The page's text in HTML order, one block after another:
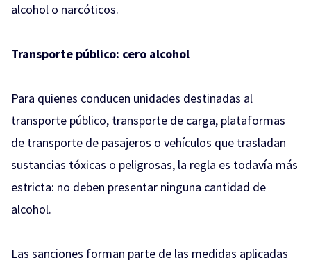
alcohol o narcóticos.
Transporte público: cero alcohol
Para quienes conducen unidades destinadas al
transporte público, transporte de carga, plataformas
de transporte de pasajeros o vehículos que trasladan
sustancias tóxicas o peligrosas, la regla es todavía más
estricta: no deben presentar ninguna cantidad de
alcohol.
Las sanciones forman parte de las medidas aplicadas